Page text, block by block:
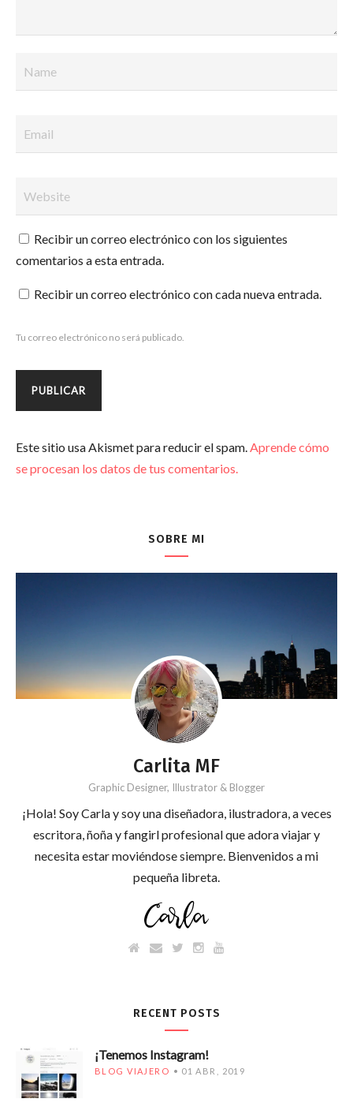
Recibir un correo electrónico con los siguientes
comentarios a esta entrada.
Recibir un correo electrónico con cada nueva entrada.
Tu correo electrónico no será publicado.
Este sitio usa Akismet para reducir el spam.Aprende cómo
se procesan los datos de tus comentarios.
SOBRE MI
Carlita MF
Graphic Designer, Illustrator & Blogger
¡Hola! Soy Carla y soy una diseñadora, ilustradora, a veces
escritora, ñoña y fangirl profesional que adora viajar y
necesita estar moviéndose siempre. Bienvenidos a mi
pequeña libreta.
RECENT POSTS
¡Tenemos Instagram!
BLOG VIAJERO 01 ABR, 2019